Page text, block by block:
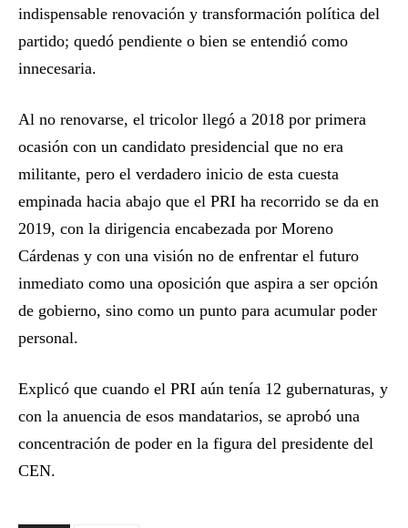
indispensable renovación y transformación política del
partido; quedó pendiente o bien se entendió como
innecesaria.
Al no renovarse, el tricolor llegó a 2018 por primera
ocasión con un candidato presidencial que no era
militante, pero el verdadero inicio de esta cuesta
empinada hacia abajo que el PRI ha recorrido se da en
2019, con la dirigencia encabezada por Moreno
Cárdenas y con una visión no de enfrentar el futuro
inmediato como una oposición que aspira a ser opción
de gobierno, sino como un punto para acumular poder
personal.
Explicó que cuando el PRI aún tenía 12 gubernaturas, y
con la anuencia de esos mandatarios, se aprobó una
concentración de poder en la figura del presidente del
CEN.